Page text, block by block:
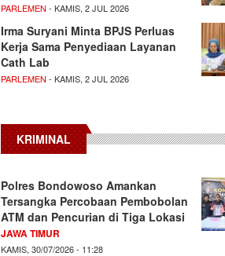
PARLEMEN - KAMIS, 2 JUL 2026
Irma Suryani Minta BPJS Perluas
Kerja Sama Penyediaan Layanan
Cath Lab
PARLEMEN - KAMIS, 2 JUL 2026
KRIMINAL
Polres Bondowoso Amankan
Tersangka Percobaan Pembobolan
ATM dan Pencurian di Tiga Lokasi
JAWA TIMUR
KAMIS, 30/07/2026 - 11:28